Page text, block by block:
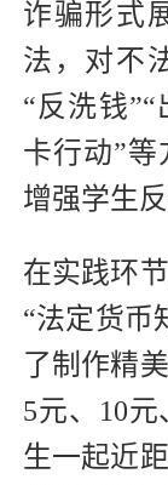
诈骗形式
法，对不
“反洗钱
卡行动”等
增强学生
在实践环
“法定货币
了制作精
5元、10
生一起近